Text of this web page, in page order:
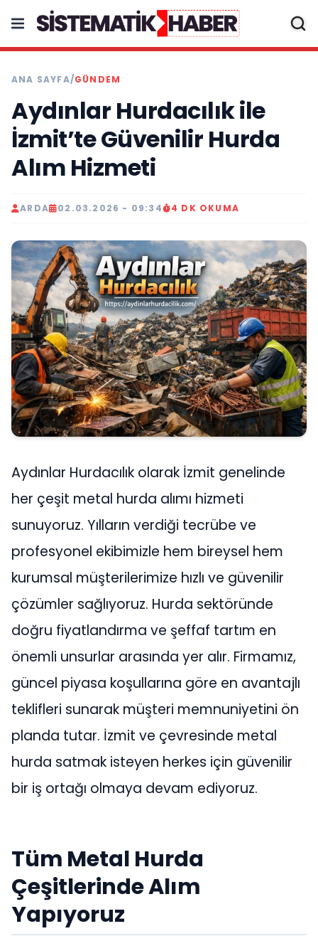
ANA SAYFA/GÜNDEM
Aydınlar Hurdacılık ile
İzmit’te Güvenilir Hurda
Alım Hizmeti
ARDA 02.03.2026 - 09:34 4 DK OKUMA
Aydınlar Hurdacılık olarak İzmit genelinde
her çeşit metal hurda alımı hizmeti
sunuyoruz. Yılların verdiği tecrübe ve
profesyonel ekibimizle hem bireysel hem
kurumsal müşterilerimize hızlı ve güvenilir
çözümler sağlıyoruz. Hurda sektöründe
doğru fiyatlandırma ve şeffaf tartım en
önemli unsurlar arasında yer alır. Firmamız,
güncel piyasa koşullarına göre en avantajlı
teklifleri sunarak müşteri memnuniyetini ön
planda tutar. İzmit ve çevresinde metal
hurda satmak isteyen herkes için güvenilir
bir iş ortağı olmaya devam ediyoruz.
Tüm Metal Hurda
Çeşitlerinde Alım
Yapıyoruz